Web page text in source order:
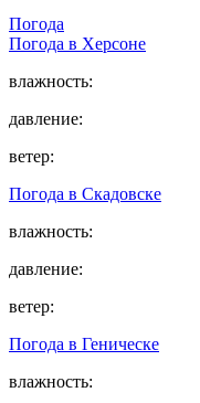
Погода
Погода в Херсоне
влажность:
давление:
ветер:
Погода в Скадовске
влажность:
давление:
ветер:
Погода в Геническе
влажность: